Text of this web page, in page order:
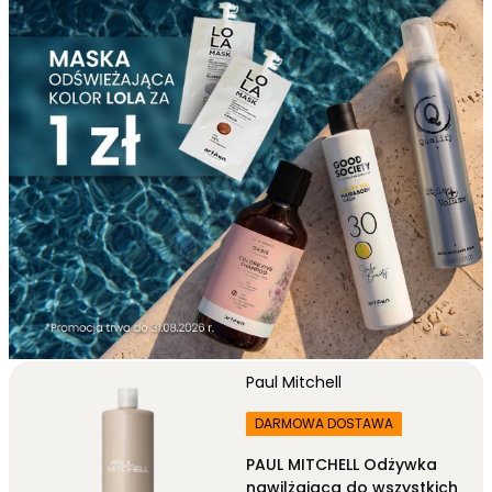
końce.
Nie należy trzymać odżywki dłużej, niż zaleca to producent.
Po upływie określonego czasu, najlepiej letnią wodą, należy
bardzo dokładnie ją spłukać. Dzięki temu zostaną domknięte
łuski, chroniąc tym samym nawilżenie i pozwalając wnikać
składnikom odżywczym w głąb włosa.
Czy warto sięgać po profesjonalne odżywki?
Profesjonalne odżywki fryzjerskieto kosmetyki o starannie
opracowanych składach, przeznaczone do bardzo
konkretnych potrzeb włosów. Producenci wykorzystują przy
tymnajlepsze składniki aktywne
, których nie znajdzie się
zazwyczaj w drogeryjnych produktach.
Po profesjonalną odżywkę warto sięgnąć także w sytuacji,
gdy decydujesz się na korzystanie z szamponu fryzjerskiego –
wówczasdobranie pielęgnacji uzupełniającej od tej samej
pozwoli fachowo zadbać o włosy, dosłownie na całej ich
Odżywki do włosów rozjaśnianych
, jak żadne inne, potrzebują starannie
dobranej pielęgnacji. Przez chemiczny zabieg polegający na
Paul Mitchell
DARMOWA DOSTAWA
PAUL MITCHELL Odżywka
nawilżająca do wszystkich